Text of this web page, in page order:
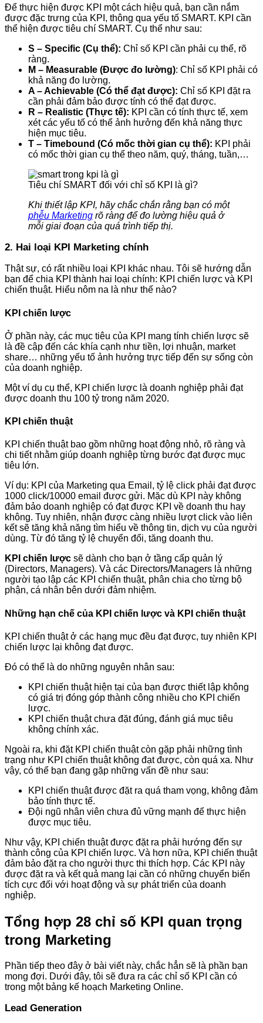
Để thực hiện được KPI một cách hiệu quả, bạn cần nắm
được đặc trưng của KPI, thông qua yếu tố SMART. KPI cần
thể hiện được tiêu chí SMART. Cụ thể như sau:
S – Specific (Cụ thể): Chỉ số KPI cần phải cụ thể, rõ
ràng.
M – Measurable (Được đo lường): Chỉ số KPI phải có
khả năng đo lường.
A – Achievable (Có thể đạt được): Chỉ số KPI đặt ra
cần phải đảm bảo được tính có thể đạt được.
R – Realistic (Thực tế): KPI cần có tính thực tế, xem
xét các yếu tố có thể ảnh hưởng đến khả năng thực
hiện mục tiêu.
T – Timebound (Có mốc thời gian cụ thể): KPI phải
có mốc thời gian cụ thể theo năm, quý, tháng, tuần,…
Tiêu chí SMART đối với chỉ số KPI là gì?
Khi thiết lập KPI, hãy chắc chắn rằng bạn có một
phễu Marketing rõ ràng để đo lường hiệu quả ở
mỗi giai đoạn của quá trình tiếp thị.
2. Hai loại KPI Marketing chính
Thật sự, có rất nhiều loại KPI khác nhau. Tôi sẽ hướng dẫn
bạn để chia KPI thành hai loại chính: KPI chiến lược và KPI
chiến thuật. Hiểu nôm na là như thế nào?
KPI chiến lược
Ở phần này, các mục tiêu của KPI mang tính chiến lược sẽ
là đề cập đến các khía cạnh như tiền, lợi nhuận, market
share… những yếu tố ảnh hưởng trực tiếp đến sự sống còn
của doanh nghiệp.
Một ví dụ cụ thể, KPI chiến lược là doanh nghiệp phải đạt
được doanh thu 100 tỷ trong năm 2020.
KPI chiến thuật
KPI chiến thuật bao gồm những hoạt động nhỏ, rõ ràng và
chi tiết nhằm giúp doanh nghiệp từng bước đạt được mục
tiêu lớn.
Ví dụ: KPI của Marketing qua Email, tỷ lệ click phải đạt được
1000 click/10000 email được gửi. Mặc dù KPI này không
đảm bảo doanh nghiệp có đạt được KPI về doanh thu hay
không. Tuy nhiên, nhận được càng nhiều lượt click vào liên
kết sẽ tăng khả năng tìm hiểu về thông tin, dịch vụ của người
dùng. Từ đó tăng tỷ lệ chuyển đổi, tăng doanh thu.
KPI chiến lược sẽ dành cho bạn ở tầng cấp quản lý
(Directors, Managers). Và các Directors/Managers là những
người tạo lập các KPI chiến thuật, phân chia cho từng bộ
phận, cá nhân bên dưới đảm nhiệm.
Những hạn chế của KPI chiến lược và KPI chiến thuật
KPI chiến thuật ở các hạng mục đều đạt được, tuy nhiên KPI
chiến lược lại không đạt được.
Đó có thể là do những nguyên nhân sau:
KPI chiến thuật hiện tại của bạn được thiết lập không
có giá trị đóng góp thành công nhiều cho KPI chiến
lược.
KPI chiến thuật chưa đặt đúng, đánh giá mục tiêu
không chính xác.
Ngoài ra, khi đặt KPI chiến thuật còn gặp phải những tình
trạng như KPI chiến thuật không đạt được, còn quá xa. Như
vậy, có thể bạn đang gặp những vấn đề như sau:
KPI chiến thuật được đặt ra quá tham vọng, không đảm
bảo tính thực tế.
Đội ngũ nhân viên chưa đủ vững mạnh để thực hiện
được mục tiêu.
Như vậy, KPI chiến thuật được đặt ra phải hướng đến sự
thành công của KPI chiến lược. Và hơn nữa, KPI chiến thuật
đảm bảo đặt ra cho người thực thi thích hợp. Các KPI này
được đặt ra và kết quả mang lại cần có những chuyển biến
tích cực đối với hoạt động và sự phát triển của doanh
nghiệp.
Tổng hợp 28 chỉ số KPI quan trọng
trong Marketing
Phần tiếp theo đây ở bài viết này, chắc hẳn sẽ là phần bạn
mong đợi. Dưới đây, tôi sẽ đưa ra các chỉ số KPI cần có
trong một bảng kế hoạch Marketing Online.
Lead Generation